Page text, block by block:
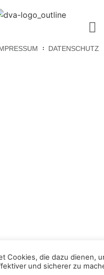
DATENSCHUTZ
Cookies, die dazu dienen,
und sicherer zu